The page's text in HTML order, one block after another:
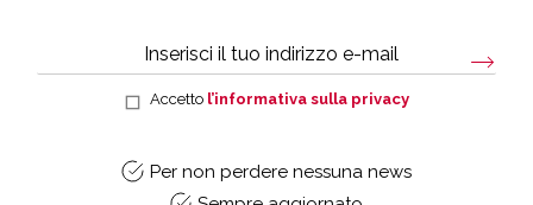
Accetto l’informativa sulla privacy
Per non perdere nessuna news